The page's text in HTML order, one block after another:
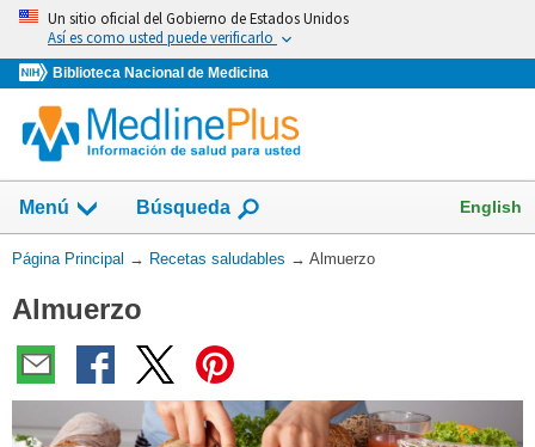
Omita
vaya
al
Contenido
Un sitio oficial del Gobierno de Estados Unidos
Así es como usted puede verificarlo
Biblioteca Nacional de Medicina
Menú
Mostrar
campo
de
Búsqueda English
Usted
aquí:
Página Principal → Recetas saludables → Almuerzo
Almuerzo